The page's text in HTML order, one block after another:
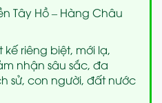
Tây Hồ – Hàng Châu
riêng biệt, mới lạ,
nhận sâu sắc, đa
sử, con người, đất nước